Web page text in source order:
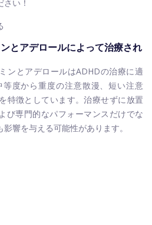
い！
とアデロールによって治療され
ンとアデロールはADHDの治療に適
度から重度の注意散漫、短い注意
特徴としています。治療せずに放置
び専門的なパフォーマンスだけでな
響を与える可能性があります。